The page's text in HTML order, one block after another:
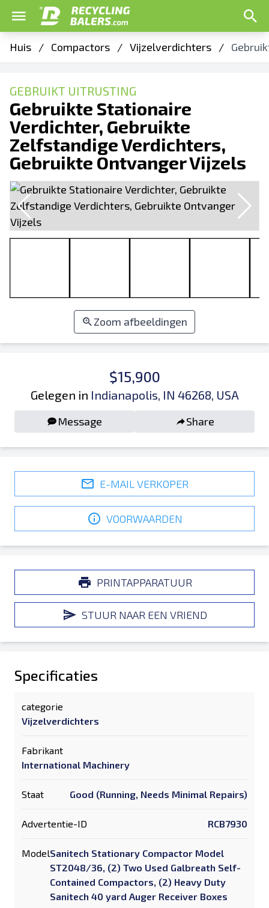
Huis / Compactors / Vijzelverdichters /
GEBRUIKT UITRUSTING
Gebruikte Stationaire
Verdichter, Gebruikte
Zelfstandige Verdichters,
Gebruikte Ontvanger Vijzels
Zoom afbeeldingen
$15,900
Gelegen in Indianapolis, IN 46268, USA
Message Share
E-MAIL VERKOPER
VOORWAARDEN
PRINTAPPARATUUR
STUUR NAAR EEN VRIEND
Specificaties
categorie
Vijzelverdichters
Fabrikant
International Machinery
Staat Good (Running, Needs Minimal Repairs)
Advertentie-ID RCB7930
ModelSanitech Stationary Compactor Model
ST2048/36, (2) Two Used Galbreath Self-
Contained Compactors, (2) Heavy Duty
Sanitech 40 yard Auger Receiver Boxes